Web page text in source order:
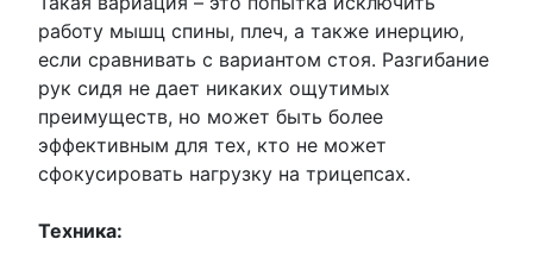
работу мышц спины, плеч, а также инерцию,
если сравнивать с вариантом стоя. Разгибание
рук сидя не дает никаких ощутимых
преимуществ, но может быть более
эффективным для тех, кто не может
сфокусировать нагрузку на трицепсах.
Техника: